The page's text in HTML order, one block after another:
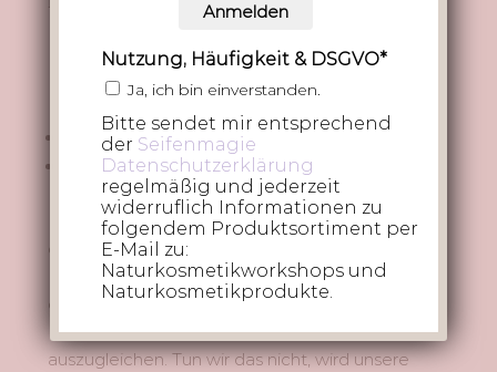
Hafermilchan (3 % Haferflocken auf die
Flüssigkeitsmenge):
Gesamtflüssigkeit:20% von 800g = 160g
Haferflocken:3 % von 160g = 4,8g
Hafermilch unbedingt einfrieren, bevor
du die Lauge anrührst – das reduziert
Hitzeentwicklung und Geruch. Wir nehmen bei
diesem Rezept nur 20% Flüssigkeit, um die
Feuchtigkeit vom gekochten Kürbis
auszugleichen. Tun wir das nicht, wird unsere
Anmelden
Nutzung, Häufigkeit & DSGVO*
Ja, ich bin einverstanden.
Bitte sendet mir entsprechend
der Seifenmagie
Datenschutzerklärung
regelmäßig und jederzeit
widerruflich Informationen zu
folgendem Produktsortiment per
E-Mail zu:
Naturkosmetikworkshops und
Naturkosmetikprodukte.